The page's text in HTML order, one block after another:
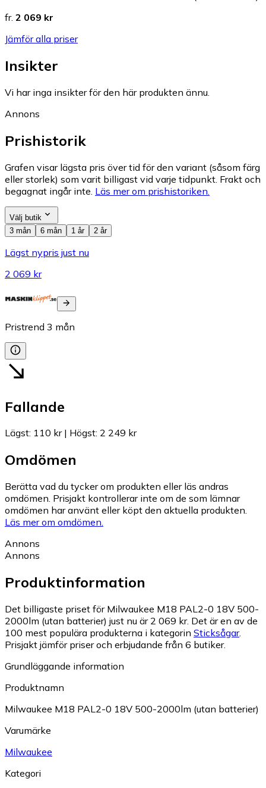
fr. 2 069 kr
Jämför alla priser
Insikter
Vi har inga insikter för den här produkten ännu.
Annons
Prishistorik
Grafen visar lägsta pris över tid för den variant (såsom färg
eller storlek) som varit billigast vid varje tidpunkt. Frakt och
begagnat ingår inte. Läs mer om prishistoriken.
Välj butik
3 mån
6 mån 1 år 2 år
Lägst nypris just nu
2 069 kr
Pristrend 3 mån
Fallande
Lägst: 110 kr| Högst: 2 249 kr
Omdömen
Berätta vad du tycker om produkten eller läs andras
omdömen. Prisjakt kontrollerar inte om de som lämnar
omdömen har använt eller köpt den aktuella produkten.
Läs mer om omdömen.
Annons
Annons
Produktinformation
Det billigaste priset för Milwaukee M18 PAL2-0 18V 500-
2000lm (utan batterier) just nu är 2 069 kr. Det är en av de
100 mest populära produkterna i kategorin Sticksågar.
Prisjakt jämför priser och erbjudande från 6 butiker.
Grundläggande information
Produktnamn
Milwaukee M18 PAL2-0 18V 500-2000lm (utan batterier)
Varumärke
Milwaukee
Kategori